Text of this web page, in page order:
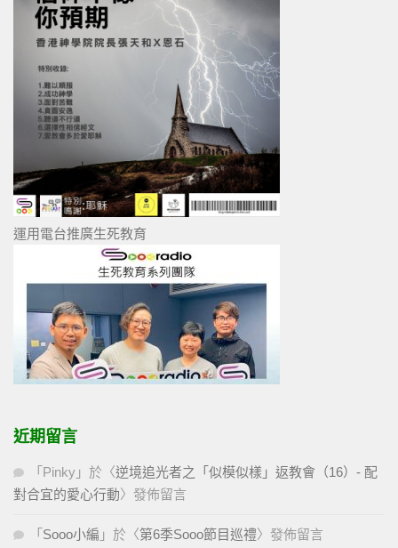
運用電台推廣生死教育
近期留言
「 Pinky 」於〈逆境追光者之「似模似樣」返教會（16）- 配
對合宜的愛心行動〉發佈留言
「 Sooo小編 」於〈第6季Sooo節目巡禮〉發佈留言